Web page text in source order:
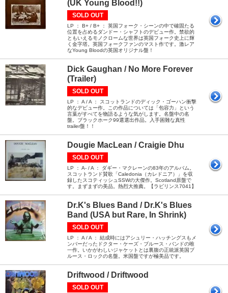
(UK Young Blood!!)
SOLD OUT
LP ： B+ / B+ ： 英国フォーク・シーンの中で確固たる
位置を占めるダンドー・シャフトのデビュー作。禁欲的
ともいえるモノクロームな世界は英国フォーク史上に輝
く金字塔。英国フォークファンのマスト作です。激レア
なYoung Bloodの英国オリジナル盤！
Dick Gaughan / No More Forever
(Trailer)
SOLD OUT
LP ： A / A ： スコットランドのディック・ゴーハン衝撃
的なデビュー作。この作品については「包容力」という
言葉がすべてを物語るような気がします。名盤中の名
盤。ブラックホーク99選選出作品。入手困難な真性
trailer盤！！
Dougie MacLean / Craigie Dhu
SOLD OUT
LP ： A- / A ： ダギー・マクレーンの83年のアルバム。
スコットランド賛歌「Caledonia（カレドニア）」を収
録したスコティッシュSSWの大傑作。Scotland原盤で
す。まずまずの美品。熱烈大推薦。【ラビリンス7041】
Dr.K's Blues Band / Dr.K's Blues
Band (USA but Rare, In Shrink)
SOLD OUT
LP ： A / A ： 結成時にはアシュリー・ハッチングスもメ
ンバーだったドクター・ケーズ・ブルース・バンドの唯
一作。いかがわしいジャケットとは裏腹の正統派英国ブ
ルース・ロックの名盤。米国盤ですが極美品です。
Driftwood / Driftwood
SOLD OUT